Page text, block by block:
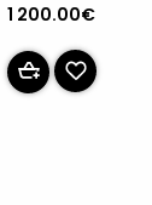
1 200.00€